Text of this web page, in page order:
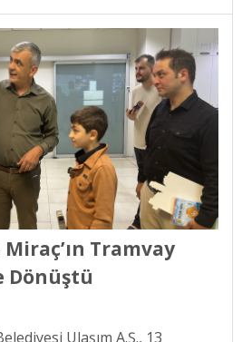
Tramvay
Dönüştü
Ulaşım A.Ş., 13